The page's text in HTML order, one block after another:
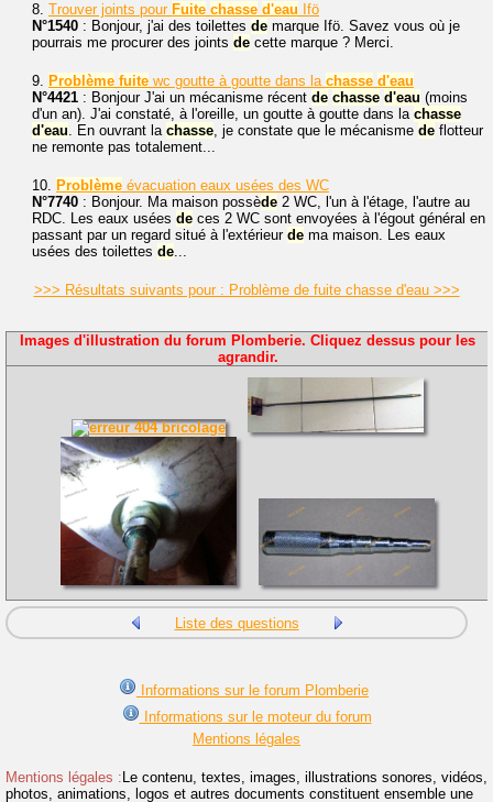
8. Trouver joints pour Fuite chasse d'eau Ifö
N°1540 : Bonjour, j'ai des toilettes de marque Ifö. Savez vous où je
pourrais me procurer des joints de cette marque ? Merci.
9. Problème fuite wc goutte à goutte dans la chasse d'eau
N°4421 : Bonjour J'ai un mécanisme récent de chasse d'eau (moins
d'un an). J'ai constaté, à l'oreille, un goutte à goutte dans la chasse
d'eau. En ouvrant la chasse, je constate que le mécanisme de flotteur
ne remonte pas totalement...
10. Problème évacuation eaux usées des WC
N°7740 : Bonjour. Ma maison possède 2 WC, l'un à l'étage, l'autre au
RDC. Les eaux usées de ces 2 WC sont envoyées à l'égout général en
passant par un regard situé à l'extérieur de ma maison. Les eaux
usées des toilettes de...
>>> Résultats suivants pour : Problème de fuite chasse d'eau >>>
Images d'illustration du forum Plomberie. Cliquez dessus pour les
agrandir.
Liste des questions
Informations sur le forum Plomberie
Informations sur le moteur du forum
Mentions légales
Mentions légales :Le contenu, textes, images, illustrations sonores, vidéos,
photos, animations, logos et autres documents constituent ensemble une